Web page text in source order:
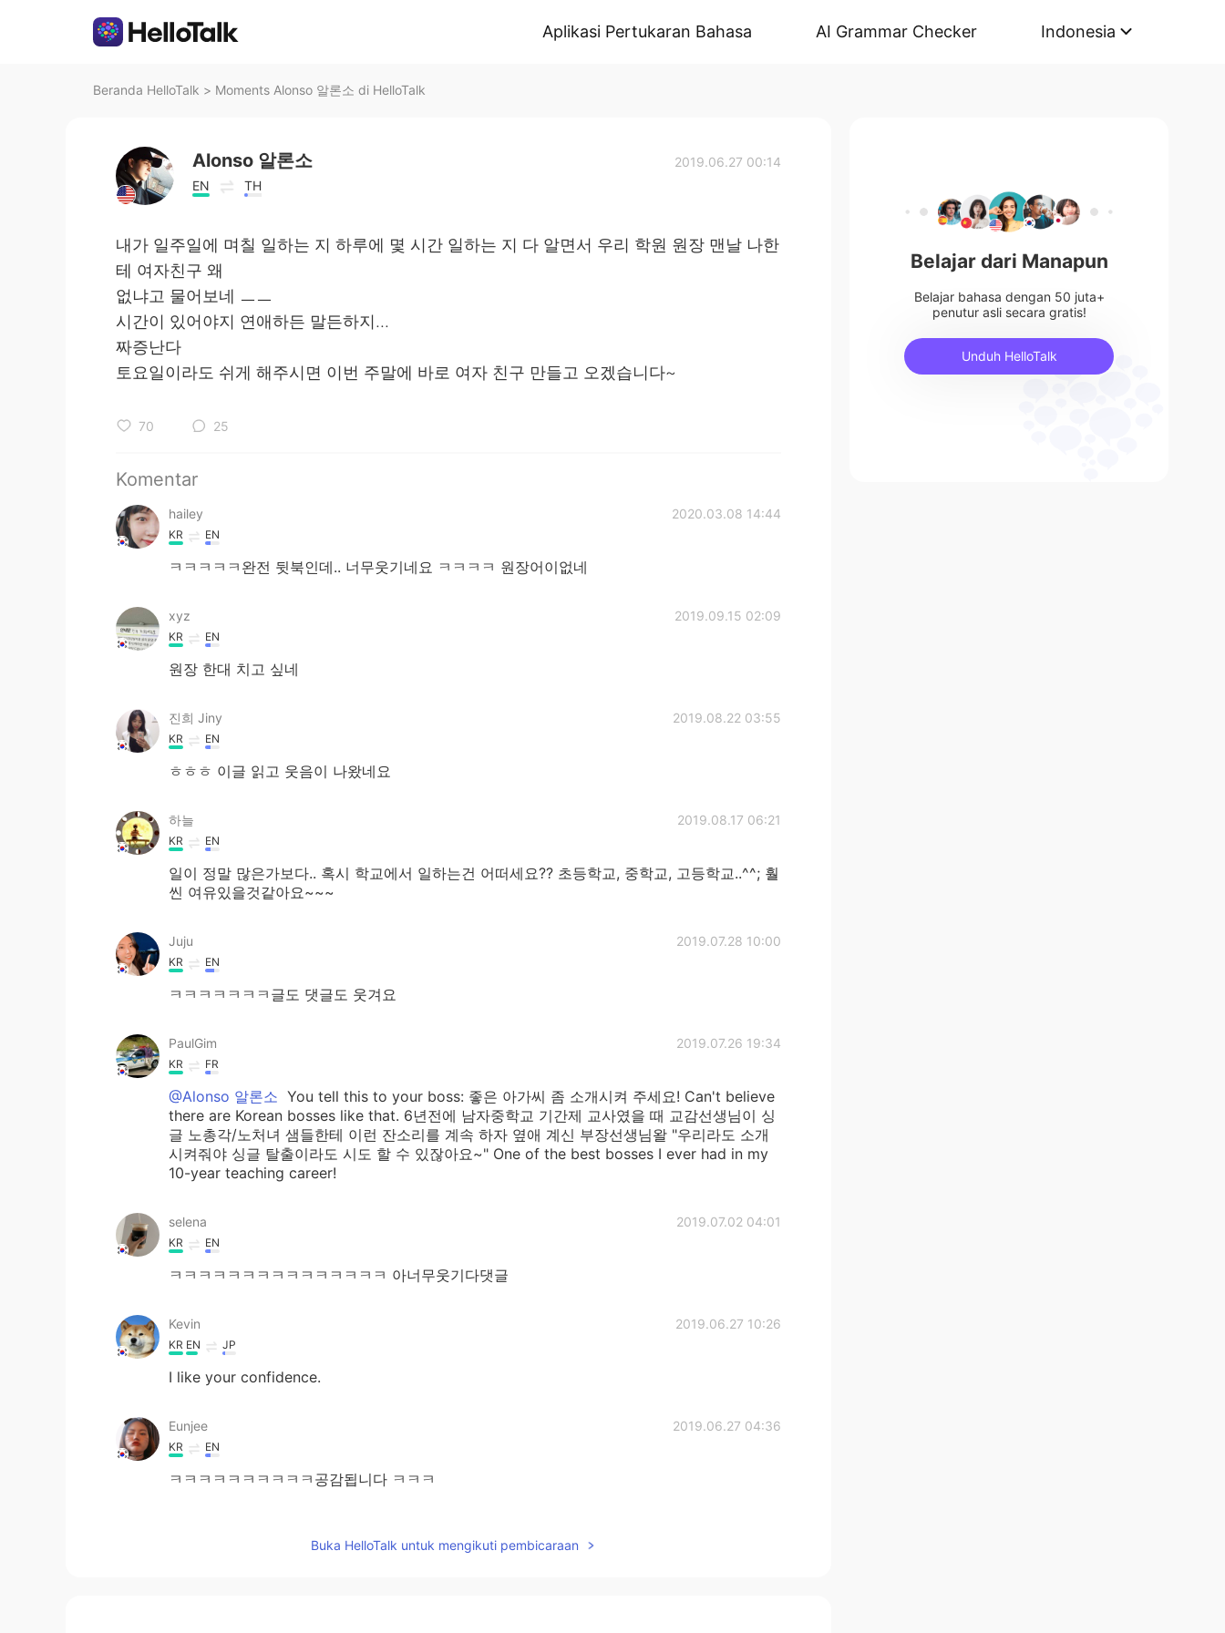
Aplikasi Pertukaran Bahasa AI Grammar Checker Indonesia
Beranda HelloTalk > Moments Alonso 알론소 di HelloTalk
Alonso 알론소
EN TH
2019.06.27 00:14
내가 일주일에 며칠 일하는 지 하루에 몇 시간 일하는 지 다 알면서 우리 학원 원장 맨날 나한
테 여자친구 왜
없냐고 물어보네 ㅡㅡ
시간이 있어야지 연애하든 말든하지...
짜증난다
토요일이라도 쉬게 해주시면 이번 주말에 바로 여자 친구 만들고 오겠습니다~
70 25
Komentar
hailey 2020.03.08 14:44
KR EN
ㅋㅋㅋㅋㅋ완전 뒷북인데.. 너무웃기네요 ㅋㅋㅋㅋ 원장어이없네
xyz 2019.09.15 02:09
KR EN
원장 한대 치고 싶네
진희 Jiny 2019.08.22 03:55
KR EN
ㅎㅎㅎ 이글 읽고 웃음이 나왔네요
하늘 2019.08.17 06:21
KR EN
일이 정말 많은가보다.. 혹시 학교에서 일하는건 어떠세요?? 초등학교, 중학교, 고등학교..^^; 훨
씬 여유있을것같아요~~~
Juju 2019.07.28 10:00
KR EN
ㅋㅋㅋㅋㅋㅋㅋ글도 댓글도 웃겨요
PaulGim 2019.07.26 19:34
KR FR
@Alonso 알론소 You tell this to your boss: 좋은 아가씨 좀 소개시켜 주세요! Can't believe
there are Korean bosses like that. 6년전에 남자중학교 기간제 교사였을 때 교감선생님이 싱
글 노총각/노처녀 샘들한테 이런 잔소리를 계속 하자 옆애 계신 부장선생님왈 "우리라도 소개
시켜줘야 싱글 탈출이라도 시도 할 수 있잖아요~" One of the best bosses I ever had in my
10-year teaching career!
selena 2019.07.02 04:01
KR EN
ㅋㅋㅋㅋㅋㅋㅋㅋㅋㅋㅋㅋㅋㅋㅋ 아너무웃기다댓글
Kevin 2019.06.27 10:26
KR EN JP
I like your confidence.
Eunjee 2019.06.27 04:36
KR EN
ㅋㅋㅋㅋㅋㅋㅋㅋㅋㅋ공감됩니다 ㅋㅋㅋ
Buka HelloTalk untuk mengikuti pembicaraan
Belajar dari Manapun
Belajar bahasa dengan 50 juta+
penutur asli secara gratis!
Unduh HelloTalk